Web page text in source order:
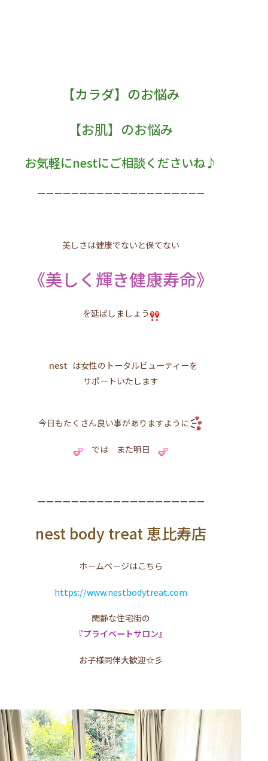
【カラダ】のお悩み
【お肌】のお悩み
お気軽にnestにご相談くださいね♪
ーーーーーーーーーーーーーーーーーーーー
美しさは健康でないと保てない
《美しく輝き健康寿命》
を延ばしましょう
nest は女性のトータルビューティーを
サポートいたします
今日もたくさん良い事がありますように
では また明日
ーーーーーーーーーーーーーーーーーーーー
nest body treat 恵比寿店
ホームページはこちら
https://www.nestbodytreat.com
閑静な住宅街の
『プライベートサロン』
お子様同伴大歓迎☆彡